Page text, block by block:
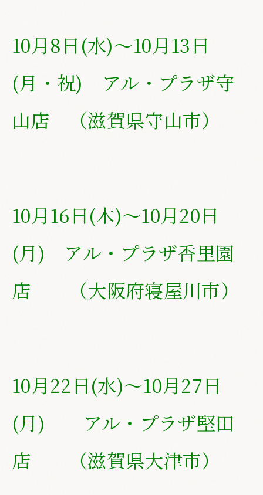
10月8日(水)～10月13日
(月・祝) アル・プラザ守
山店 （滋賀県守山市）
10月16日(木)～10月20日
(月) アル・プラザ香里園
店 （大阪府寝屋川市）
10月22日(水)～10月27日
(月) アル・プラザ堅田
店 （滋賀県大津市）